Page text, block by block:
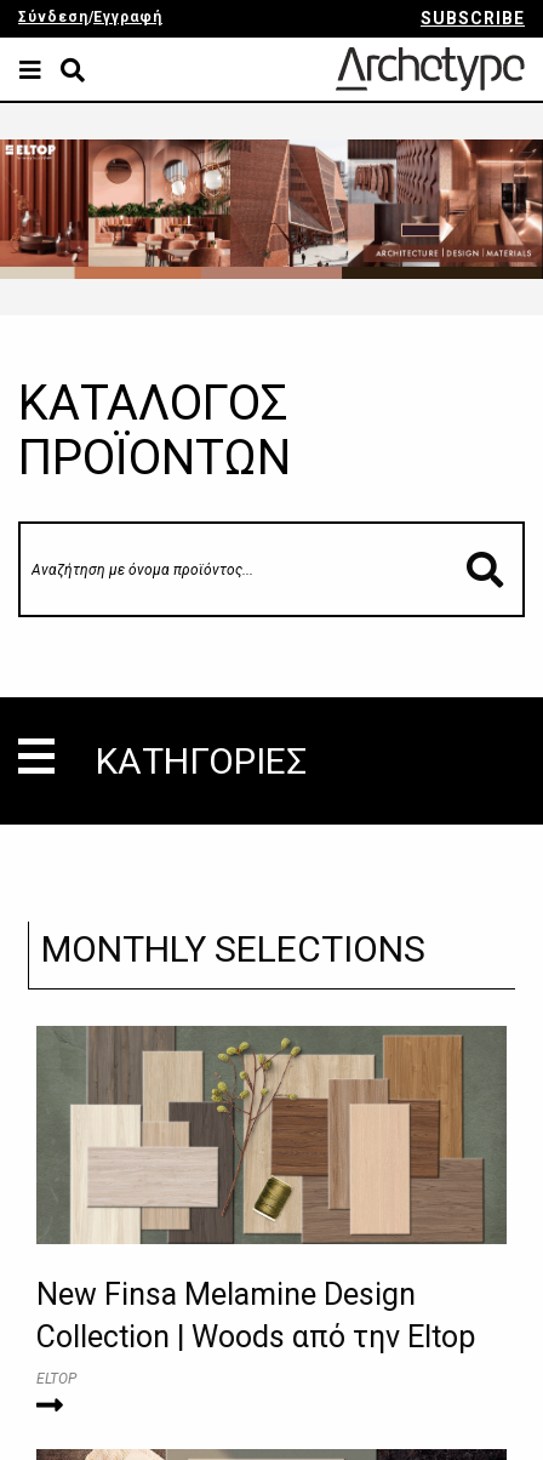
Σύνδεση/Εγγραφή SUBSCRIBE
ΚΑΤΑΛΟΓΟΣ
ΠΡΟΪΟΝΤΩΝ
ΚΑΤΗΓΟΡΙΕΣ
MONTHLY SELECTIONS
New Finsa Melamine Design
Collection | Woods από την Eltop
ELTOP